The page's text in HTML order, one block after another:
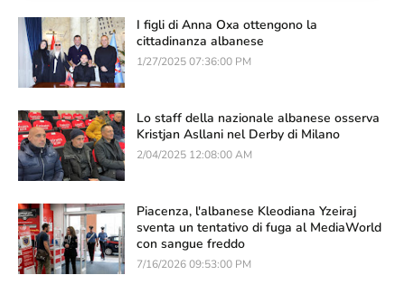
I figli di Anna Oxa ottengono la
cittadinanza albanese
1/27/2025 07:36:00 PM
Lo staff della nazionale albanese osserva
Kristjan Asllani nel Derby di Milano
2/04/2025 12:08:00 AM
Piacenza, l'albanese Kleodiana Yzeiraj
sventa un tentativo di fuga al MediaWorld
con sangue freddo
7/16/2026 09:53:00 PM